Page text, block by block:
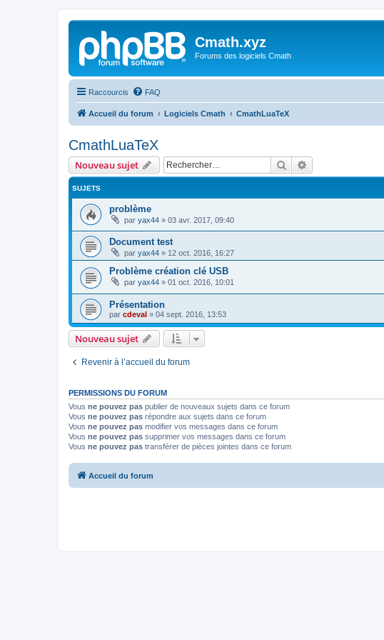
Cmath.xyz
Forums des logiciels Cmath
Raccourcis FAQ
Accueil du forum Logiciels Cmath CmathLuaTeX
CmathLuaTeX
Nouveau sujet Rechercher
SUJETS
problème
par yax44 » 03 avr. 2017, 09:40
Document test
par yax44 » 12 oct. 2016, 16:27
Problème création clé USB
par yax44 » 01 oct. 2016, 10:01
Présentation
par cdeval » 04 sept. 2016, 13:53
Nouveau sujet
Revenir à l’accueil du forum
PERMISSIONS DU FORUM
Vous ne pouvez pas publier de nouveaux sujets dans ce forum
Vous ne pouvez pas répondre aux sujets dans ce forum
Vous ne pouvez pas modifier vos messages dans ce forum
Vous ne pouvez pas supprimer vos messages dans ce forum
Vous ne pouvez pas transférer de pièces jointes dans ce forum
Accueil du forum